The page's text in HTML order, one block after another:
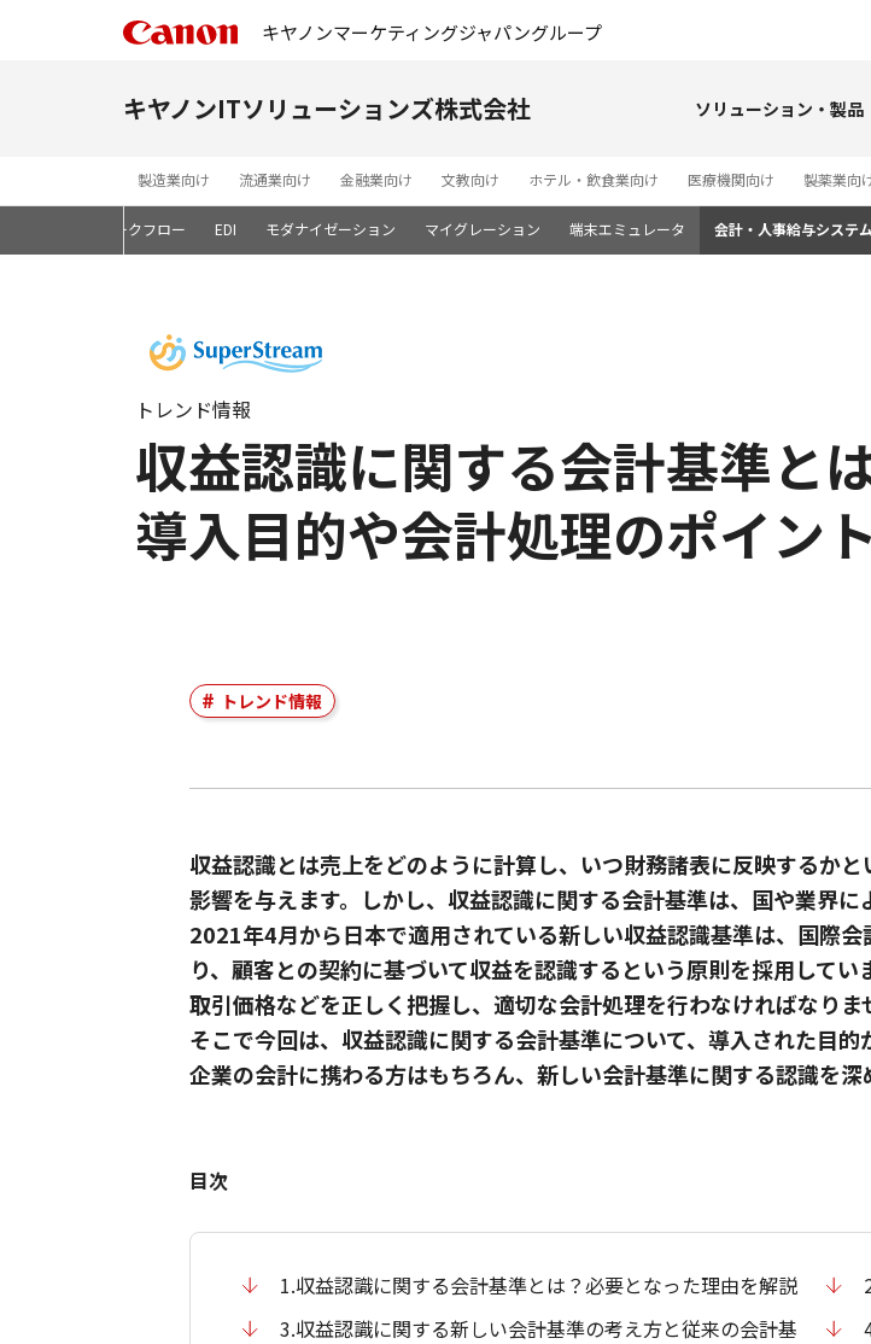
キヤノンマーケティングジャパングループ
キヤノンITソリューションズ株式会社 ソリューション・製品
製造業向け 流通業向け 金融業向け 文教向け ホテル・飲食業向け 医療機関向け 製薬業向
ワークフロー EDI モダナイゼーション マイグレーション 端末エミュレータ 会計・人事給与システム
収益認識に関する会計基準と
導入目的や会計処理のポイン
トレンド情報
トレンド情報
収益認識とは売上をどのように計算し、いつ財務諸表に反映するか
影響を与えます。しかし、収益認識に関する会計基準は、国や業界に
2021年4月から日本で適用されている新しい収益認識基準は、国際
り、顧客との契約に基づいて収益を認識するという原則を採用して
取引価格などを正しく把握し、適切な会計処理を行わなければなりま
そこで今回は、収益認識に関する会計基準について、導入された目
企業の会計に携わる方はもちろん、新しい会計基準に関する認識を深
目次
1.収益認識に関する会計基準とは？必要となった理由を解説
3.収益認識に関する新しい会計基準の考え方と従来の会計基